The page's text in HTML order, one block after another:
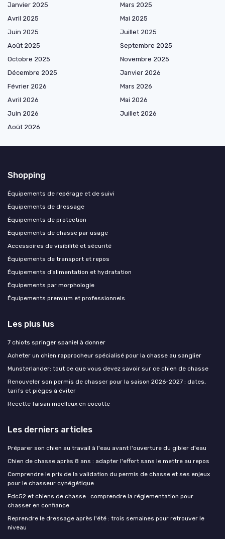
Janvier 2025
Mars 2025
Avril 2025
Mai 2025
Juin 2025
Juillet 2025
Août 2025
Septembre 2025
Octobre 2025
Novembre 2025
Décembre 2025
Janvier 2026
Février 2026
Mars 2026
Avril 2026
Mai 2026
Juin 2026
Juillet 2026
Août 2026
Shopping
Équipements de repérage et de suivi
Équipements de dressage
Équipements de protection
Équipements de chasse par usage
Accessoires de visibilité et sécurité
Équipements de transport et repos
Équipements d’alimentation et hydratation
Équipements par morphologie
Équipements premium et professionnels
Les plus lus
7 chiots springer spaniel à donner
Acheter un chien rapprocheur spécialisé pour la chasse au sanglier
Munsterlander: tout ce que vous devez savoir sur ce chien de chasse
Renouveler son permis de chasser pour la saison 2026-2027 : dates,
tarifs et pièges à éviter
Recette faisan moelleux en cocotte
Les derniers articles
Préparer son chien au travail à l'eau avant l'ouverture du gibier d'eau
Chien de chasse après 8 ans : adapter l'effort sans le mettre au repos
Comprendre le prix de la validation du permis de chasse et ses enjeux
pour le chasseur cynégétique
Fdc52 et chiens de chasse : comprendre la réglementation pour
chasser en confiance
Reprendre le dressage après l'été : trois semaines pour retrouver le
niveau